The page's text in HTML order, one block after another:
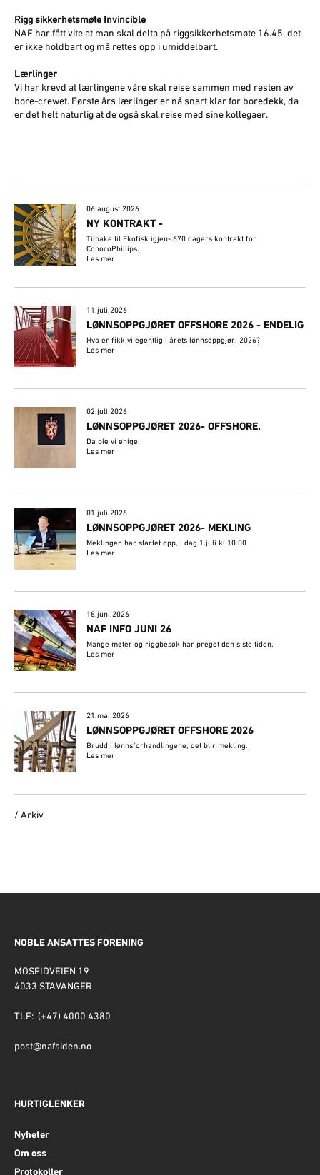
Rigg sikkerhetsmøte Invincible
NAF har fått vite at man skal delta på riggsikkerhetsmøte 16.45, det
er ikke holdbart og må rettes opp i umiddelbart.
Lærlinger
Vi har krevd at lærlingene våre skal reise sammen med resten av
bore-crewet. Første års lærlinger er nå snart klar for boredekk, da
er det helt naturlig at de også skal reise med sine kollegaer.
06.august.2026
NY KONTRAKT -
Tilbake til Ekofisk igjen- 670 dagers kontrakt for
ConocoPhillips.
Les mer
11.juli.2026
LØNNSOPPGJØRET OFFSHORE 2026 - ENDELIG
Hva er fikk vi egentlig i årets lønnsoppgjør, 2026?
Les mer
02.juli.2026
​LØNNSOPPGJØRET 2026- OFFSHORE.
Da ble vi enige.
Les mer
01.juli.2026
LØNNSOPPGJØRET 2026- MEKLING
Meklingen har startet opp, i dag 1.juli kl 10.00
Les mer
18.juni.2026
NAF INFO JUNI 26
Mange møter og riggbesøk har preget den siste tiden.
Les mer
21.mai.2026
LØNNSOPPGJØRET OFFSHORE 2026
Brudd i lønnsforhandlingene, det blir mekling.
Les mer
/ Arkiv
NOBLE ANSATTES FORENING
MOSEIDVEIEN 19
4033 STAVANGER
TLF: (+47) 4000 4380
post@nafsiden.no
HURTIGLENKER
Nyheter
Om oss